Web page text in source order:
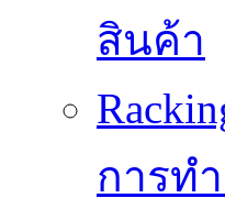
สินค้า
การท